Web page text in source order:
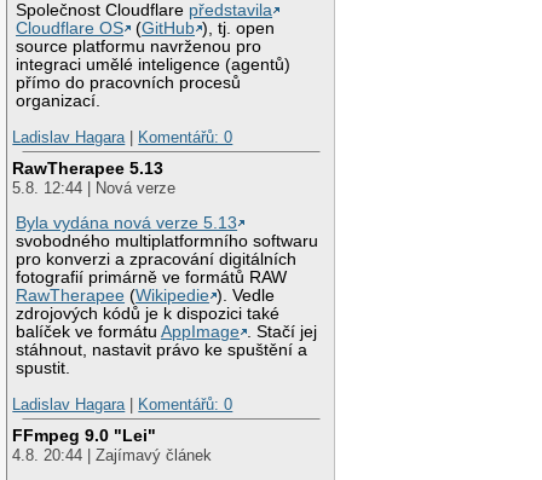
Společnost Cloudflare představila
Cloudflare OS
(GitHub ), tj. open
source platformu navrženou pro
integraci umělé inteligence (agentů)
přímo do pracovních procesů
organizací.
Ladislav Hagara
Komentářů: 0
RawTherapee 5.13
5.8. 12:44 | Nová verze
Byla vydána nová verze 5.13
svobodného multiplatformního softwaru
pro konverzi a zpracování digitálních
fotografií primárně ve formátů RAW
RawTherapee (Wikipedie ). Vedle
zdrojových kódů je k dispozici také
balíček ve formátuAppImage . Stačí jej
stáhnout, nastavit právo ke spuštění a
spustit.
Ladislav Hagara
Komentářů: 0
FFmpeg 9.0 "Lei"
4.8. 20:44 | Zajímavý článek